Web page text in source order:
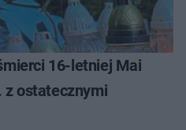
16-letniej Mai
z ostatecznymi